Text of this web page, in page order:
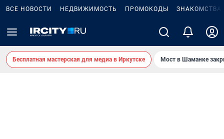
ВСЕ НОВОСТИ НЕДВИЖИМОСТЬ ПРОМОКОДЫ ЗНАКОМСТВА
Бесплатная мастерская для медиа в Иркутске Мост в Шаманке